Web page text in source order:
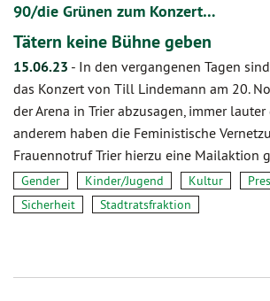
90/die Grünen zum Konzert…
Tätern keine Bühne geben
15.06.23 - In den vergangenen Tagen
das Konzert von Till Lindemann am 20.
der Arena in Trier abzusagen, immer
anderem haben die Feministische
Frauennotruf Trier hierzu eine Mailaktion
Gender Kinder/Jugend Kultur
Sicherheit
Stadtratsfraktion